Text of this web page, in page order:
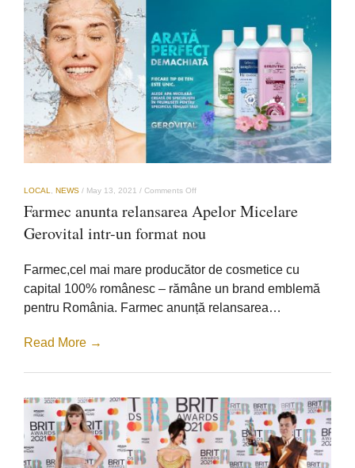
LOCAL NEWS / May 13, 2021 / Comments Offon
anunta
Apelor
intr-
un
nou
Farmec anunta relansarea Apelor Micelare
Gerovital intr-un format nou
Farmec,cel mai mare producător de cosmetice cu
capital 100% românesc – rămâne un brand emblemă
pentru România. Farmec anunță relansarea…
Read More →